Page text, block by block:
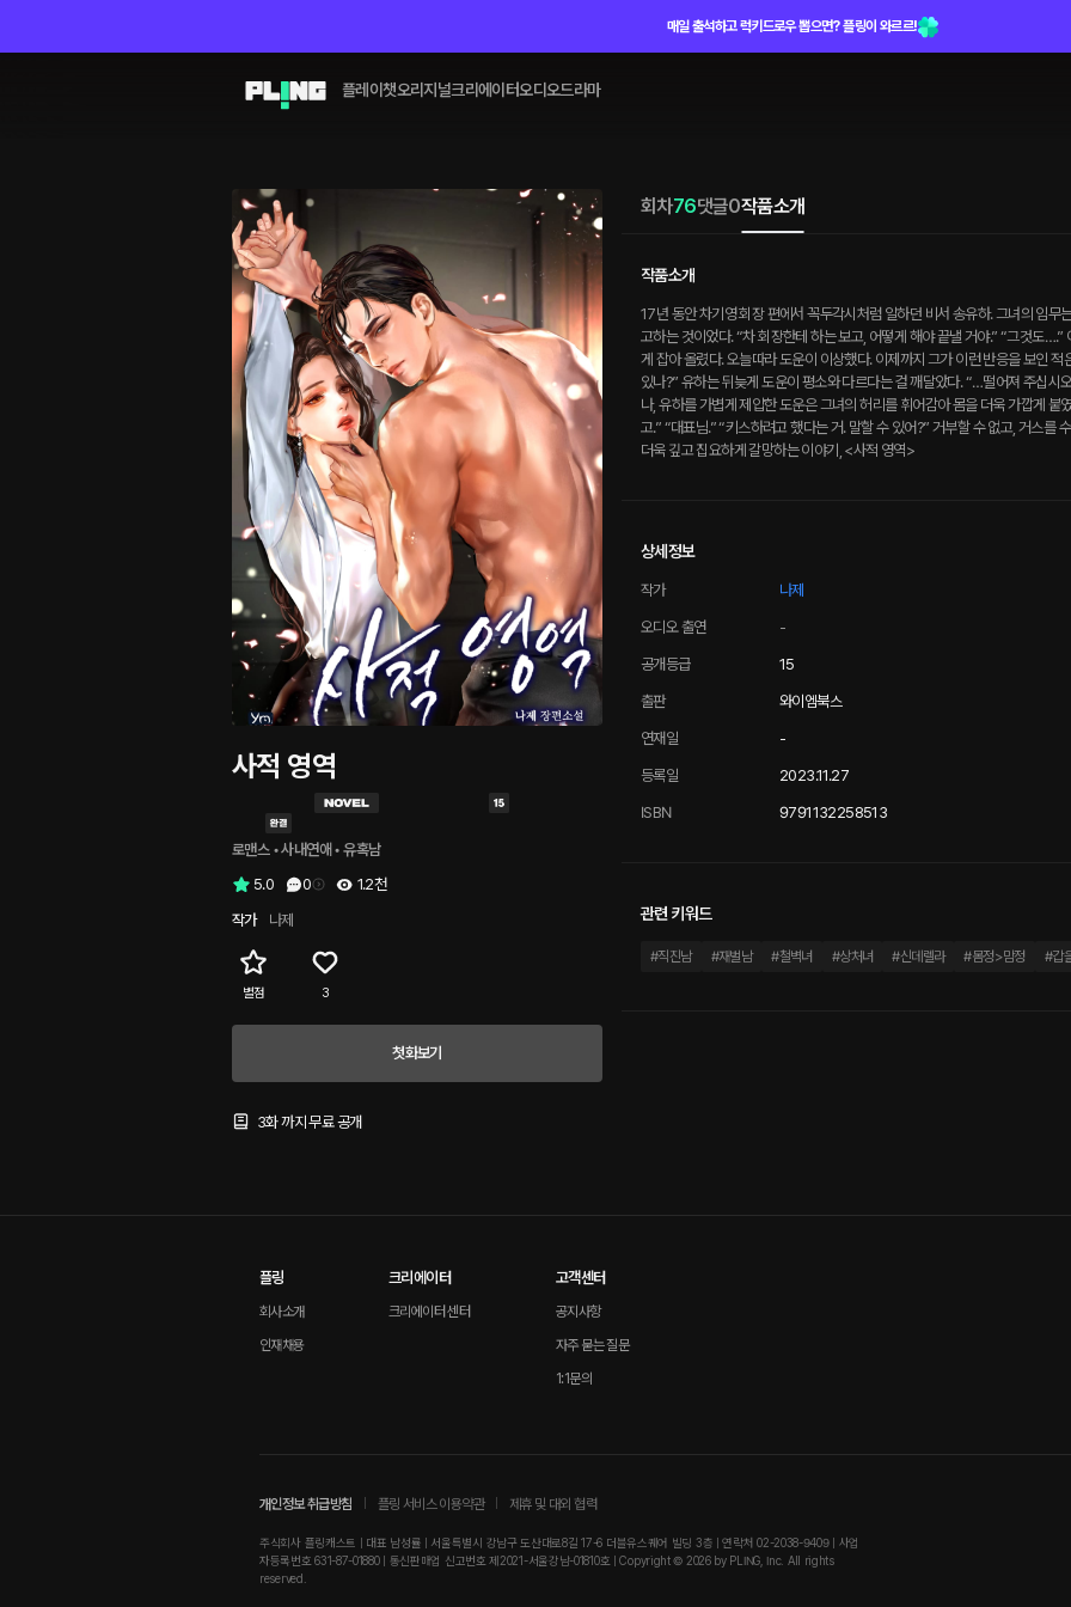
매일 출석하고 럭키드로우 뽑으면? 플링이 와르르!
플레이챗오리지널크리에이터오디오드라마
사적 영역
로맨스 • 사내연애 • 유혹남
5.0
0
1.2천
작가
나제
별점 3
3화 까지 무료 공개
첫화보기
회차76댓글0작품소개
작품소개
17년 동안 차기영 회장 편에서 꼭두각시처럼 일하던 비서 송유하. 그녀의 임무
고하는 것이었다. “차 회장한테 하는 보고, 어떻게 해야 끝낼 거야.” “그것도
게 잡아 올렸다. 오늘따라 도운이 이상했다. 이제까지 그가 이런 반응을 보인
있나?” 유하는 뒤늦게 도운이 평소와 다르다는 걸 깨달았다. “…떨어져 주십시
나, 유하를 가볍게 제압한 도운은 그녀의 허리를 휘어감아 몸을 더욱 가깝게 붙
고.” “대표님.” “키스하려고 했다는 거. 말할 수 있어?” 거부할 수 없고, 거스를
더욱 깊고 집요하게 갈망하는 이야기, <사적 영역>
상세정보
작가 나제
오디오 출연 -
공개등급 15
출판 와이엠북스
연재일 -
등록일 2023.11.27
ISBN 9791132258513
관련 키워드
#직진남 #재벌남 #철벽녀 #상처녀 #신데렐라 #몸정>맘정 #갑
플링
회사소개
인재채용
크리에이터
크리에이터 센터
고객센터
공지사항
자주 묻는 질문
1:1문의
개인정보 취급방침 플링 서비스 이용약관 제휴 및 대외 협력
주식회사 플링캐스트 | 대표 남성률 | 서울특별시 강남구 도산대로8길 17-6 더블유스퀘어 빌딩 3층 | 연락처 02-2038-9409 | 사업
자등록번호 631-87-01880 | 통신판매업 신고번호 제2021-서울강남-01810호 | Copyright © 2026 by PLING, Inc. All rights
reserved.